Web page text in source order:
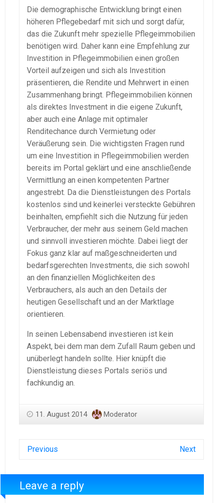
Die demographische Entwicklung bringt einen
höheren Pflegebedarf mit sich und sorgt dafür,
das die Zukunft mehr spezielle Pflegeimmobilien
benötigen wird. Daher kann eine Empfehlung zur
Investition in Pflegeimmobilien einen großen
Vorteil aufzeigen und sich als Investition
präsentieren, die Rendite und Mehrwert in einen
Zusammenhang bringt. Pflegeimmobilien können
als direktes Investment in die eigene Zukunft,
aber auch eine Anlage mit optimaler
Renditechance durch Vermietung oder
Veräußerung sein. Die wichtigsten Fragen rund
um eine Investition in Pflegeimmobilien werden
bereits im Portal geklärt und eine anschließende
Vermittlung an einen kompetenten Partner
angestrebt. Da die Dienstleistungen des Portals
kostenlos sind und keinerlei versteckte Gebühren
beinhalten, empfiehlt sich die Nutzung für jeden
Verbraucher, der mehr aus seinem Geld machen
und sinnvoll investieren möchte. Dabei liegt der
Fokus ganz klar auf maßgeschneiderten und
bedarfsgerechten Investments, die sich sowohl
an den finanziellen Möglichkeiten des
Verbrauchers, als auch an den Details der
heutigen Gesellschaft und an der Marktlage
orientieren.
In seinen Lebensabend investieren ist kein
Aspekt, bei dem man dem Zufall Raum geben und
unüberlegt handeln sollte. Hier knüpft die
Dienstleistung dieses Portals seriös und
fachkundig an.
11. August 2014 Moderator
Previous Next
Leave a reply